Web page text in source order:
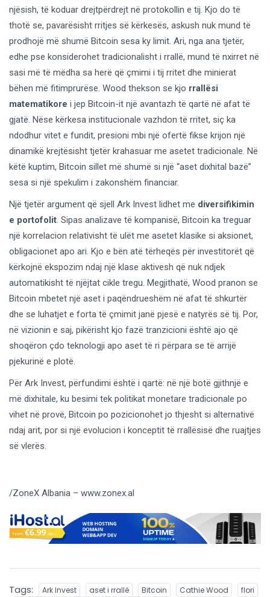
njësish, të koduar drejtpërdrejt në protokollin e tij. Kjo do të
thotë se, pavarësisht rritjes së kërkesës, askush nuk mund të
prodhojë më shumë Bitcoin sesa ky limit. Ari, nga ana tjetër,
edhe pse konsiderohet tradicionalisht i rrallë, mund të nxirret në
sasi më të mëdha sa herë që çmimi i tij rritet dhe minierat
bëhen më fitimprurëse. Wood thekson se kjo rrallësi
matematikore i jep Bitcoin-it një avantazh të qartë në afat të
gjatë. Nëse kërkesa institucionale vazhdon të rritet, siç ka
ndodhur vitet e fundit, presioni mbi një ofertë fikse krijon një
dinamikë krejtësisht tjetër krahasuar me asetet tradicionale. Në
këtë kuptim, Bitcoin sillet më shumë si një “aset dixhital bazë”
sesa si një spekulim i zakonshëm financiar.
Një tjetër argument që sjell Ark Invest lidhet me diversifikimin
e portofolit. Sipas analizave të kompanisë, Bitcoin ka treguar
një korrelacion relativisht të ulët me asetet klasike si aksionet,
obligacionet apo ari. Kjo e bën atë tërheqës për investitorët që
kërkojnë ekspozim ndaj një klase aktivesh që nuk ndjek
automatikisht të njëjtat cikle tregu. Megjithatë, Wood pranon se
Bitcoin mbetet një aset i paqëndrueshëm në afat të shkurtër
dhe se luhatjet e forta të çmimit janë pjesë e natyrës së tij. Por,
në vizionin e saj, pikërisht kjo fazë tranzicioni është ajo që
shoqëron çdo teknologji apo aset të ri përpara se të arrijë
pjekurinë e plotë.
Për Ark Invest, përfundimi është i qartë: në një botë gjithnjë e
më dixhitale, ku besimi tek politikat monetare tradicionale po
vihet në provë, Bitcoin po pozicionohet jo thjesht si alternativë
ndaj arit, por si një evolucion i konceptit të rrallësisë dhe ruajtjes
së vlerës.
/ZoneX Albania – www.zonex.al
Tags: Ark Invest aset i rrallë Bitcoin Cathie Wood
flori